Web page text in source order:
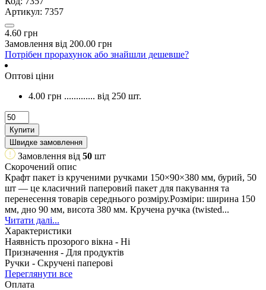
Артикул: 7357
4.60 грн
Замовлення від 200.00 грн
Потрібен прорахунок або знайшли дешевше?
Оптові ціни
4.00 грн ............. від 250 шт.
Купити
Швидке замовлення
Замовлення від 50 шт
Скорочений опис
Крафт пакет із крученими ручками 150×90×380 мм, бурий, 50
шт — це класичний паперовий пакет для пакування та
перенесення товарів середнього розміру.Розміри: ширина 150
мм, дно 90 мм, висота 380 мм. Кручена ручка (twisted...
Читати далі...
Характеристики
Наявність прозорого вікна - Ні
Призначення - Для продуктів
Ручки - Скручені паперові
Переглянути все
Оплата